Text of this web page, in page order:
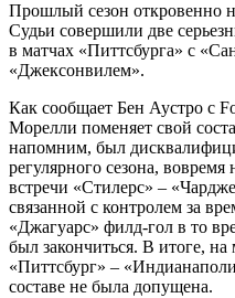
Прошлый сезон откровенно
Судьи совершили две
в матчах «Питтсбурга» с
«Джексонвилем».
Как сообщает Бен Аустро с
Морелли поменяет свой
напомним, был
регулярного сезона,
встречи «Стилерс» –
связанной с контролем за
«Джагуарс» филд-гол в то
был закончиться. В итоге,
«Питтсбург» –
составе не была допущена.